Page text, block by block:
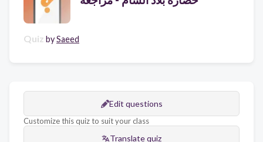
Quiz bySaeed
Edit questions
Customize this quiz to suit your class
Translate quiz